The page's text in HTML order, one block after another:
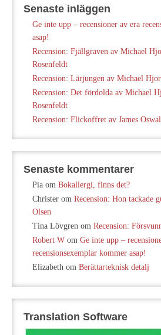
Senaste inläggen
Ge inte upp – recensioner av era
asap!
Recension: Fjällgraven av Michael
Rosenfeldt
Recension: Lärjungen av Michael
Recension: Det fördolda av Michael
Rosenfeldt
Recension: Flickoffret av James
Senaste kommentarer
Pia om Bokallergi, finns det?
Christer om Recension: Hon tackade
Olsen
Tina Lövgren om Recension:
Robert W om Ge inte upp –
recensionsexemplar kommer asap!
Elizabeth om Berättarteknisk detalj
Translation Software